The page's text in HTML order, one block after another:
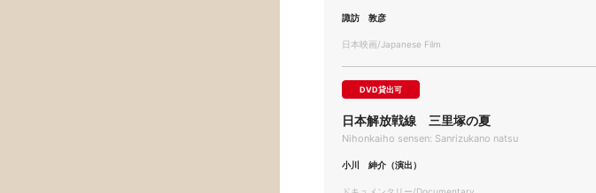
諏訪 敦彦
日本映画/Japanese Film
DVD貸出可
日本解放戦線 三里塚の夏
Nihonkaiho sensen: Sanrizukano natsu
小川 紳介（演出）